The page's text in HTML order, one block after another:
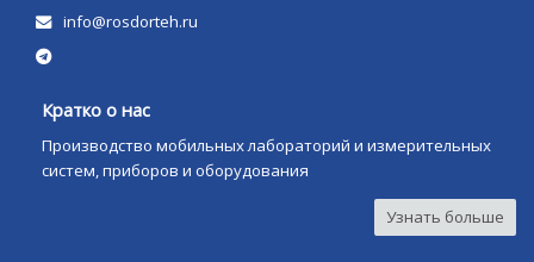
info@rosdorteh.ru
Кратко о нас
Производство мобильных лабораторий и измерительных
систем, приборов и оборудования
Узнать больше